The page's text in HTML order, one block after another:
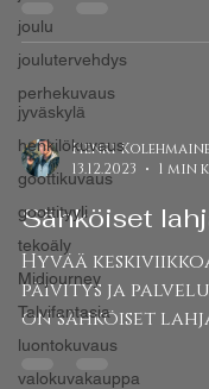
joulu
joulutervehdys
perhekuvaus
jyväskylä
henkilökuvaus
goottikuvaus
goottityyli
tekoäly
Midjourney
Talvifantasia
luontokuvaus
valokuvakauppa
Henri
13.12.2023
1 min
Sähköiset
Hyvää
päivitys ja
on sähköiset
Lahjankortin